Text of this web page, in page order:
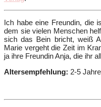
Ich habe eine Freundin, die
dem sie vielen Menschen
sich das Bein bricht, weiß
Marie vergeht die Zeit im
ja ihre Freundin Anja, die ihr
Altersempfehlung: 2-5